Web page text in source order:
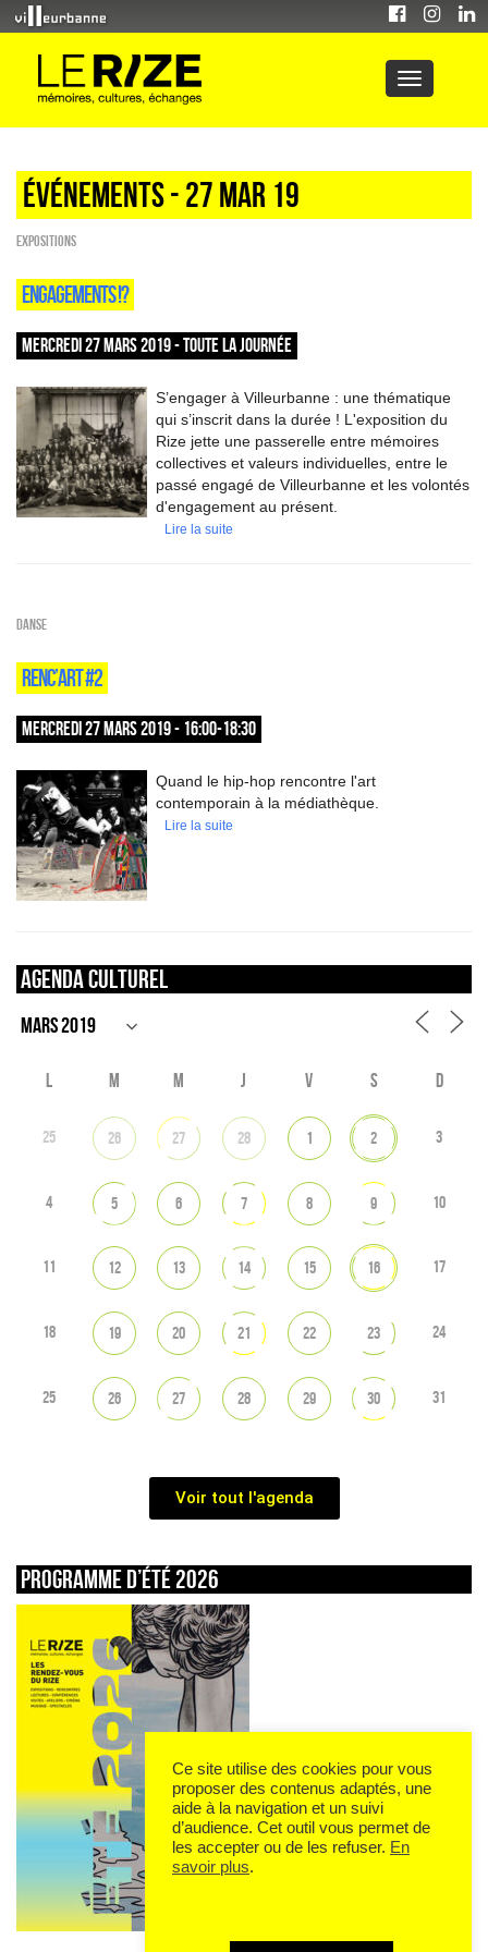
Événements - 27 Mar 19
EXPOSITIONS
ENGAGEMENTS !?
MERCREDI 27 MARS 2019 - TOUTE LA JOURNÉE
S’engager à Villeurbanne : une thématique
qui s’inscrit dans la durée ! L'exposition du
Rize jette une passerelle entre mémoires
collectives et valeurs individuelles, entre le
passé engagé de Villeurbanne et les volontés
d'engagement au présent.
Lire la suite
Danse
RENC’ART #2
MERCREDI 27 MARS 2019 - 16:00-18:30
Quand le hip-hop rencontre l'art
contemporain à la médiathèque.
Lire la suite
Agenda culturel
L M M J V S D
25 26 27 28 1 2 3
4 5 6 7 8 9 10
11 12 13 14 15 16 17
18 19 20 21 22 23 24
25 26 27 28 29 30 31
Voir tout l'agenda
Programme d’été 2026
Ce site utilise des cookies pour vous
proposer des contenus adaptés, une
aide à la navigation et un suivi
d’audience. Cet outil vous permet de
les accepter ou de les refuser. En
savoir plus.